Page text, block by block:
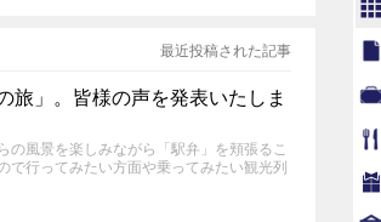
最近投稿された記事
旅」。皆様の声を発表いたしま
風景を楽しみながら「駅弁」を頬張るこ
で行ってみたい方面や乗ってみたい観光列